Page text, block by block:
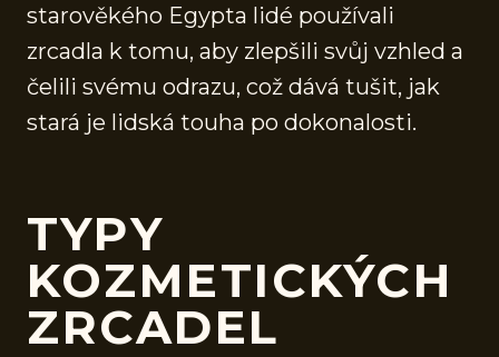
starověkého Egypta lidé používali
zrcadla k tomu, aby zlepšili svůj vzhled a
čelili svému odrazu, což dává tušit, jak
stará je lidská touha po dokonalosti.
TYPY
KOZMETICKÝCH
ZRCADEL